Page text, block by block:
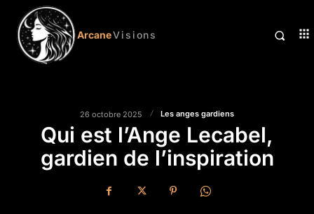
ArcaneVisions
26 octobre 2025 Les anges gardiens
Qui est l’Ange Lecabel,
gardien de l’inspiration